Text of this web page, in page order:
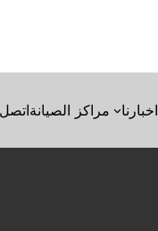
اتصلمراكز الصيانة اخبارنا